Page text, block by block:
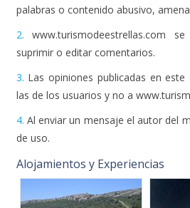
palabras o contenido abusivo,
2. www.turismodeestrellas.com
suprimir o editar comentarios.
3. Las opiniones publicadas en
las de los usuarios y no a
4. Al enviar un mensaje el autor del
de uso.
Alojamientos y Experiencias